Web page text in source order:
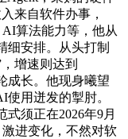
来自软件办事，
算法能力等，他从
细安排。从头打制
增速则达到
成长。他现身曦望
用迸发的掣肘。
须正在2026年9月
进变化，不然对软